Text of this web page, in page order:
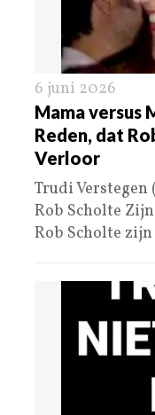
6 juni 2026
Mama versus
Reden, dat
Verloor
Trudi
Rob Scholte
Rob Scholte